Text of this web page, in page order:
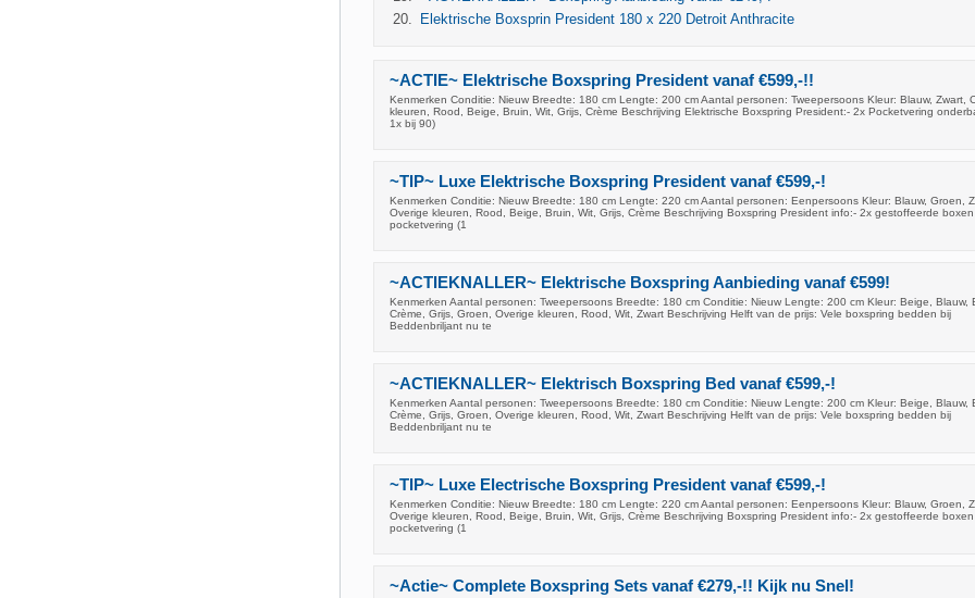
Elektrische Boxsprin President 180 x 220 Detroit Anthracite
~ACTIE~ Elektrische Boxspring President vanaf €599,-!!
Kenmerken Conditie: Nieuw Breedte: 180 cm Lengte: 200 cm Aantal personen: Tweepersoons Kleur: Blauw, Zwart,
kleuren, Rood, Beige, Bruin, Wit, Grijs, Crème Beschrijving Elektrische Boxspring President:- 2x Pocketvering
1x bij 90)
~TIP~ Luxe Elektrische Boxspring President vanaf €599,-!
Kenmerken Conditie: Nieuw Breedte: 180 cm Lengte: 220 cm Aantal personen: Eenpersoons Kleur: Blauw, Groen,
Overige kleuren, Rood, Beige, Bruin, Wit, Grijs, Crème Beschrijving Boxspring President info:- 2x gestoffeerde
pocketvering (1
~ACTIEKNALLER~ Elektrische Boxspring Aanbieding vanaf €599!
Kenmerken Aantal personen: Tweepersoons Breedte: 180 cm Conditie: Nieuw Lengte: 200 cm Kleur: Beige, Blauw,
Crème, Grijs, Groen, Overige kleuren, Rood, Wit, Zwart Beschrijving Helft van de prijs: Vele boxspring bedden bij
Beddenbriljant nu te
~ACTIEKNALLER~ Elektrisch Boxspring Bed vanaf €599,-!
Kenmerken Aantal personen: Tweepersoons Breedte: 180 cm Conditie: Nieuw Lengte: 200 cm Kleur: Beige, Blauw,
Crème, Grijs, Groen, Overige kleuren, Rood, Wit, Zwart Beschrijving Helft van de prijs: Vele boxspring bedden bij
Beddenbriljant nu te
~TIP~ Luxe Electrische Boxspring President vanaf €599,-!
Kenmerken Conditie: Nieuw Breedte: 180 cm Lengte: 220 cm Aantal personen: Eenpersoons Kleur: Blauw, Groen,
Overige kleuren, Rood, Beige, Bruin, Wit, Grijs, Crème Beschrijving Boxspring President info:- 2x gestoffeerde
pocketvering (1
~Actie~ Complete Boxspring Sets vanaf €279,-!! Kijk nu Snel!